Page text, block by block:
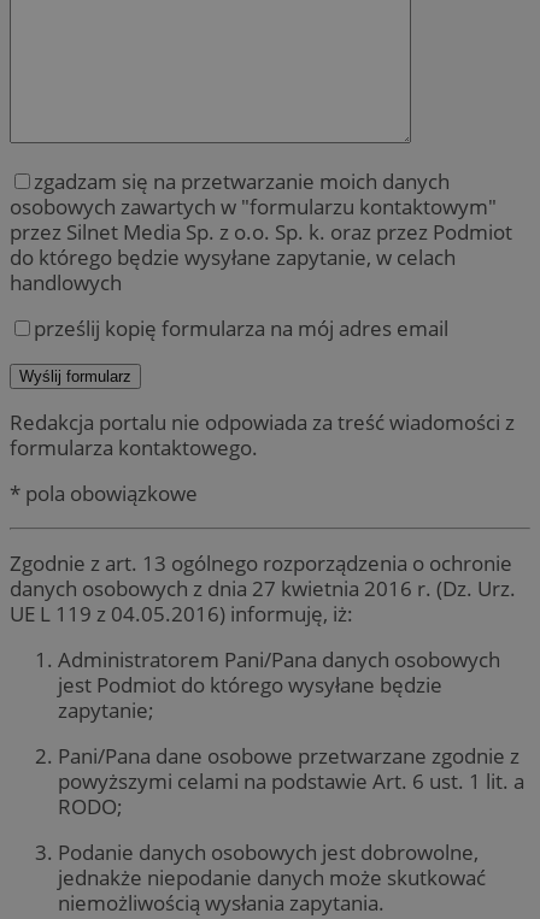
zgadzam się na przetwarzanie moich danych
osobowych zawartych w "formularzu kontaktowym"
przez Silnet Media Sp. z o.o. Sp. k. oraz przez Podmiot
do którego będzie wysyłane zapytanie, w celach
handlowych
prześlij kopię formularza na mój adres email
Redakcja portalu nie odpowiada za treść wiadomości z
formularza kontaktowego.
* pola obowiązkowe
Zgodnie z art. 13 ogólnego rozporządzenia o ochronie
danych osobowych z dnia 27 kwietnia 2016 r. (Dz. Urz.
UE L 119 z 04.05.2016) informuję, iż:
Administratorem Pani/Pana danych osobowych
jest Podmiot do którego wysyłane będzie
zapytanie;
Pani/Pana dane osobowe przetwarzane zgodnie z
powyższymi celami na podstawie Art. 6 ust. 1 lit. a
RODO;
Podanie danych osobowych jest dobrowolne,
jednakże niepodanie danych może skutkować
niemożliwością wysłania zapytania.